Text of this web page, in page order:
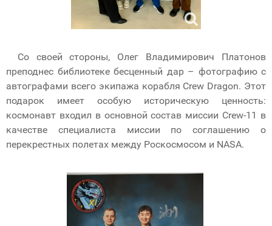
Со своей стороны, Олег Владимирович Платонов
преподнес библиотеке бесценный дар – фотографию с
автографами всего экипажа корабля Crew Dragon. Этот
подарок имеет особую историческую ценность:
космонавт входил в основной состав миссии Crew-11 в
качестве специалиста миссии по соглашению о
перекрестных полетах между Роскосмосом и NASA.